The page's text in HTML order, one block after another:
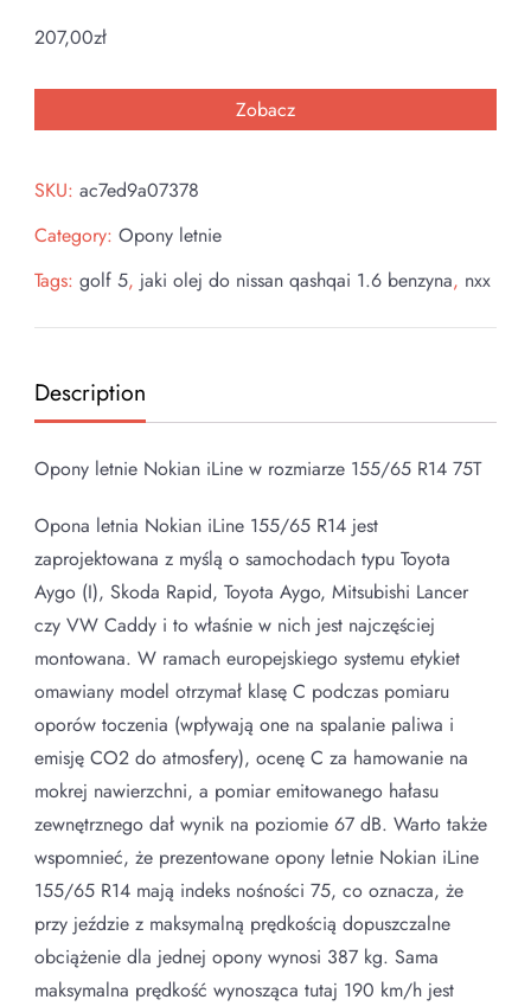
207,00zł
Zobacz
SKU: ac7ed9a07378
Category: Opony letnie
Tags: golf 5, jaki olej do nissan qashqai 1.6 benzyna, nxx
Description
Opony letnie Nokian iLine w rozmiarze 155/65 R14 75T
Opona letnia Nokian iLine 155/65 R14 jest
zaprojektowana z myślą o samochodach typu Toyota
Aygo (I), Skoda Rapid, Toyota Aygo, Mitsubishi Lancer
czy VW Caddy i to właśnie w nich jest najczęściej
montowana. W ramach europejskiego systemu etykiet
omawiany model otrzymał klasę C podczas pomiaru
oporów toczenia (wpływają one na spalanie paliwa i
emisję CO2 do atmosfery), ocenę C za hamowanie na
mokrej nawierzchni, a pomiar emitowanego hałasu
zewnętrznego dał wynik na poziomie 67 dB. Warto także
wspomnieć, że prezentowane opony letnie Nokian iLine
155/65 R14 mają indeks nośności 75, co oznacza, że
przy jeździe z maksymalną prędkością dopuszczalne
obciążenie dla jednej opony wynosi 387 kg. Sama
maksymalna prędkość wynosząca tutaj 190 km/h jest